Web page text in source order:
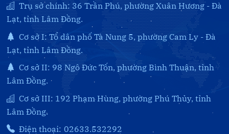
Trụ sở chính: 36 Trần Phú, phường Xuân Hương - Đà
Lạt, tỉnh Lâm Đồng.
Cơ sở I: Tổ dân phố Tà Nung 5, phường Cam Ly - Đà
Lạt, tỉnh Lâm Đồng.
Cơ sở II: 98 Ngô Đức Tốn, phường Bình Thuận, tỉnh
Lâm Đồng.
Cơ sở III: 192 Phạm Hùng, phường Phú Thủy, tỉnh
Lâm Đồng.
Điện thoại: 02633.532292